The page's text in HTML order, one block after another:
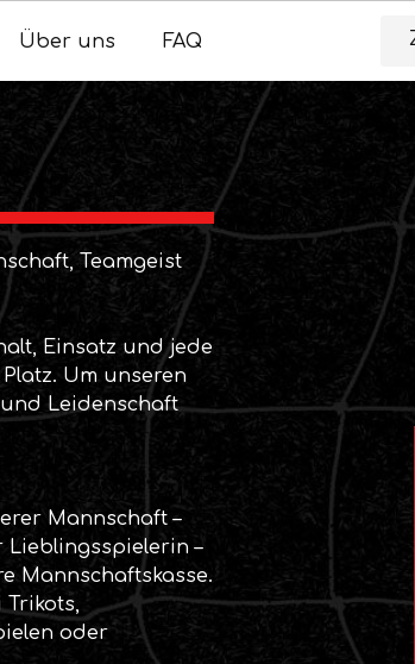
Über uns FAQ
Teamgeist
Einsatz und jede
Um unseren
Leidenschaft
Mannschaft –
–
Mannschaftskasse.
oder